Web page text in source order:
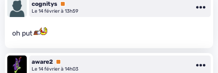
cognitys Premium
Le 14 février à 13h59
oh put
aware2 Premium
Le 14 février à 14h03